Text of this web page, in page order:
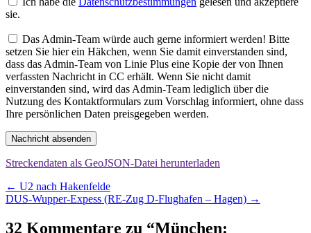
sie.
Das Admin-Team würde auch gerne informiert werden! Bitte
setzen Sie hier ein Häkchen, wenn Sie damit einverstanden sind,
dass das Admin-Team von Linie Plus eine Kopie der von Ihnen
verfassten Nachricht in CC erhält. Wenn Sie nicht damit
einverstanden sind, wird das Admin-Team lediglich über die
Nutzung des Kontaktformulars zum Vorschlag informiert, ohne dass
Ihre persönlichen Daten preisgegeben werden.
Nachricht absenden
Streckendaten als GeoJSON-Datei herunterladen
Beitragsnavigation
← U2 nach Hakenfelde
DUS-Wupper-Expess (RE-Zug D-Flughafen – Hagen) →
32 Kommentare zu “München: